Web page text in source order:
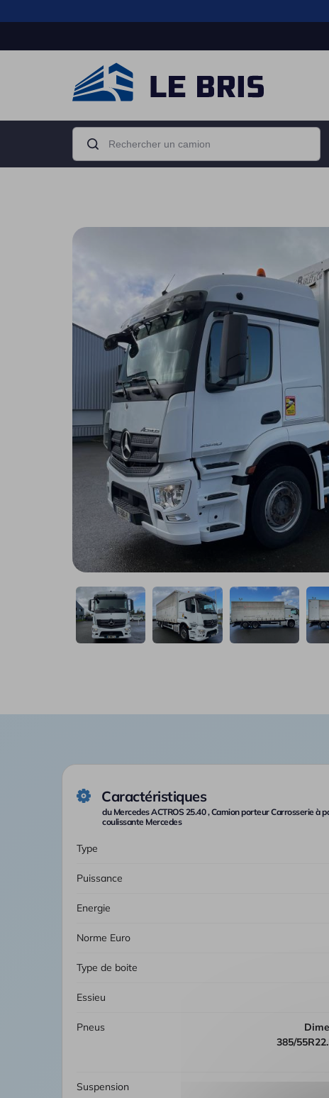
Remorque Utilitaire
Caractéristiques
du Mercedes ACTROS 25.40 , Camion porteur Carrosserie à
coulissante Mercedes
Type
Puissance
Energie
Norme Euro
Type de boite
Essieu
Pneus
Dimensions pneumatiques AV-
385/
Suspension